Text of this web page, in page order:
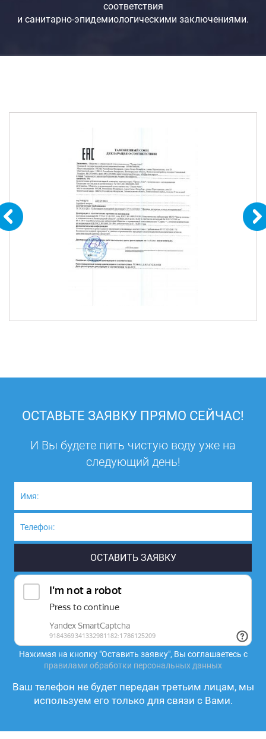
соответствия
и санитарно-эпидемиологическими заключениями.
ОСТАВЬТЕ ЗАЯВКУ ПРЯМО СЕЙЧАС!
И Вы будете пить чистую воду уже на
следующий день!
Нажимая на кнопку "Оставить заявку", Вы соглашаетесь с
правилами обработки персональных данных
Ваш телефон не будет передан третьим лицам, мы
используем его только для связи с Вами.